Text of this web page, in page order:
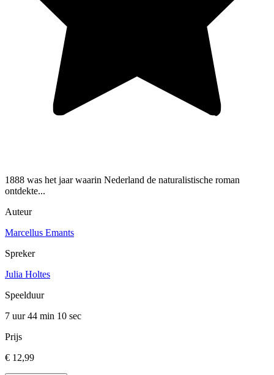
1888 was het jaar waarin Nederland de naturalistische roman
ontdekte...
Auteur
Marcellus Emants
Spreker
Julia Holtes
Speelduur
7 uur 44 min 10 sec
Prijs
€ 12,99